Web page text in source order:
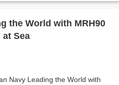
the World with MRH90
Sea